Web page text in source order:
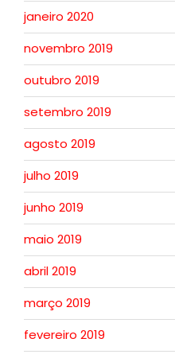
janeiro 2020
novembro 2019
outubro 2019
setembro 2019
agosto 2019
julho 2019
junho 2019
maio 2019
abril 2019
março 2019
fevereiro 2019